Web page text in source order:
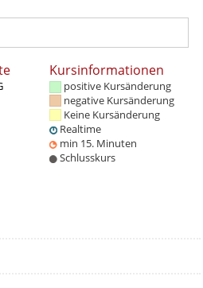
Kursinformationen
positive Kursänderung
negative Kursänderung
Keine Kursänderung
Realtime
min 15. Minuten
Schlusskurs